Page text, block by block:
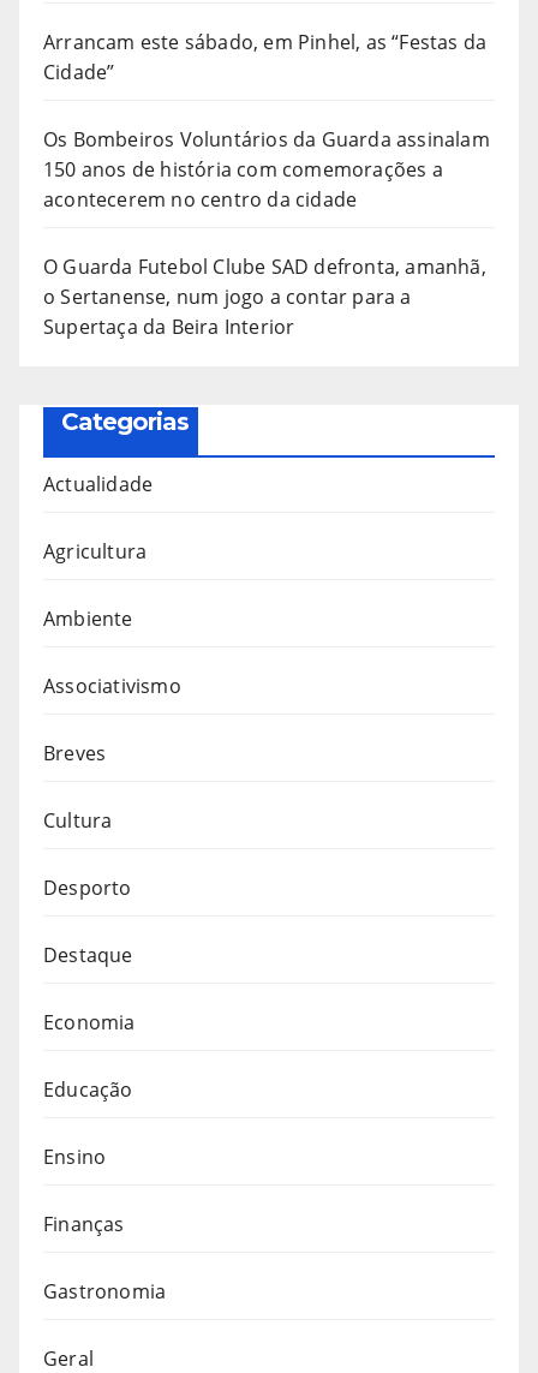
Arrancam este sábado, em Pinhel, as “Festas da
Cidade”
Os Bombeiros Voluntários da Guarda assinalam
150 anos de história com comemorações a
acontecerem no centro da cidade
O Guarda Futebol Clube SAD defronta, amanhã,
o Sertanense, num jogo a contar para a
Supertaça da Beira Interior
Categorias
Actualidade
Agricultura
Ambiente
Associativismo
Breves
Cultura
Desporto
Destaque
Economia
Educação
Ensino
Finanças
Gastronomia
Geral